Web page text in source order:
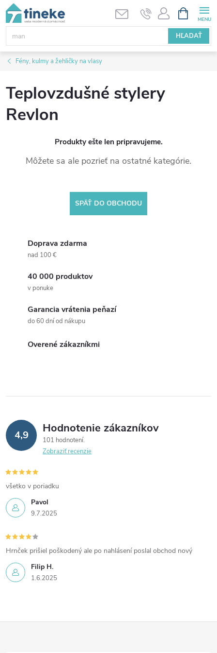
Prejsť
obsah
HĽADAŤ
KOŠÍK
Fény, kulmy a žehličky na vlasy
Teplovzdušné stylery
Revlon
Produkty ešte len pripravujeme.
Môžete sa ale pozrieť na ostatné kategórie.
SPÄŤ DO OBCHODU
Doprava zdarma
nad 100 €
40 000 produktov
v ponuke
Garancia vrátenia peňazí
do 60 dní od nákupu
Overené zákazníkmi
4,9 Hodnotenie zákazníkov
101 hodnotení
Zobraziť recenzie
Pavol
9.7.2025
všetko v poriadku
Filip H.
1.6.2025
Hrnček prišiel poškodený ale po nahlásení poslal obchod nový